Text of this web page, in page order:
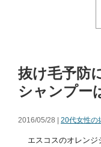
抜け毛予防
シャンプー
2016/05/28 | 20代女性の
エスコスのオレンジ